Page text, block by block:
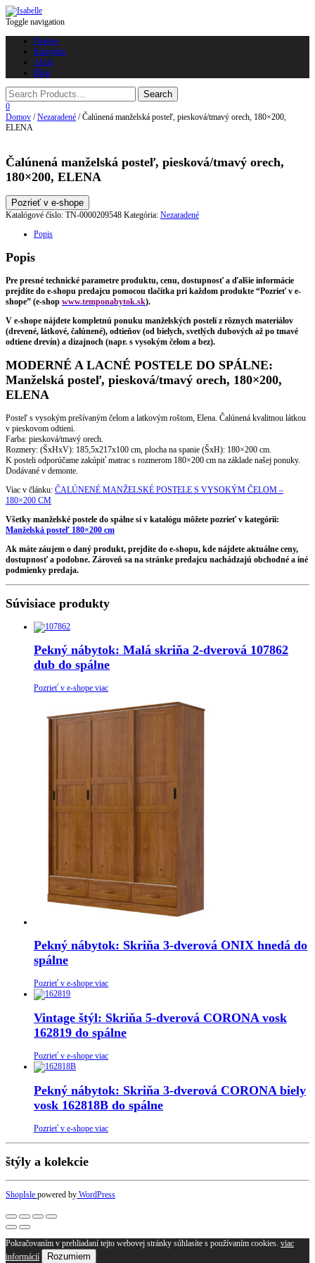
Toggle navigation
Domov
Kategórie
Akcie
Blog
0
Domov /Nezaradené / Čalúnená manželská posteľ, piesková/tmavý orech, 180×200,
ELENA
Čalúnená manželská posteľ, piesková/tmavý orech,
180×200, ELENA
Pozrieť v e-shope
Katalógové číslo: TN-0000209548 Kategória: Nezaradené
Popis
Popis
Pre presné technické parametre produktu, cenu, dostupnosť a ďalšie informácie
prejdite do e-shopu predajcu pomocou tlačítka pri každom produkte “Pozrieť v e-
shope” (e-shop www.temponabytok.sk).
V e-shope nájdete kompletnú ponuku manželských postelí z rôznych materiálov
(drevené, látkové, čalúnené), odtieňov (od bielych, svetlých dubových až po tmavé
odtiene drevín) a dizajnoch (napr. s vysokým čelom a bez).
MODERNÉ A LACNÉ POSTELE DO SPÁLNE:
Manželská posteľ, piesková/tmavý orech, 180×200,
ELENA
Posteľ s vysokým prešívaným čelom a latkovým roštom, Elena. Čalúnená kvalitnou látkou
v pieskovom odtieni.
Farba: piesková/tmavý orech.
Rozmery: (ŠxHxV): 185,5x217x100 cm, plocha na spanie (ŠxH): 180×200 cm.
K posteli odporúčame zakúpiť matrac s rozmerom 180×200 cm na základe našej ponuky.
Dodávané v demonte.
Viac v článku: ČALÚNENÉ MANŽELSKÉ POSTELE S VYSOKÝM ČELOM –
180×200 CM
Všetky manželské postele do spálne si v katalógu môžete pozrieť v kategórii:
Manželská posteľ 180×200 cm
Ak máte záujem o daný produkt, prejdite do e-shopu, kde nájdete aktuálne ceny,
dostupnosť a podobne. Zároveň sa na stránke predajcu nachádzajú obchodné a iné
podmienky predaja.
Súvisiace produkty
Pekný nábytok: Malá skriňa 2-dverová 107862
dub do spálne
Pozrieť v e-shope viac
Pekný nábytok: Skriňa 3-dverová ONIX hnedá do
spálne
Pozrieť v e-shope viac
Vintage štýl: Skriňa 5-dverová CORONA vosk
162819 do spálne
Pozrieť v e-shope viac
Pekný nábytok: Skriňa 3-dverová CORONA biely
vosk 162818B do spálne
Pozrieť v e-shope viac
štýly a kolekcie
ShopIsle powered by WordPress
Pokračovaním v prehliadaní tejto webovej stránky súhlasíte s používaním cookies. viac
informácií
Rozumiem